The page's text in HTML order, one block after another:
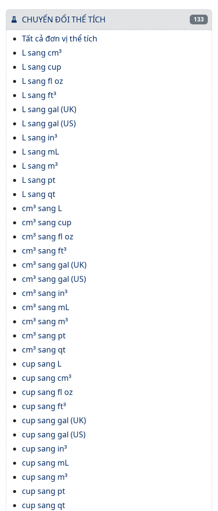
CHUYỂN ĐỔI THỂ TÍCH 133
Tất cả đơn vị thể tích
L sang cm³
L sang cup
L sang fl oz
L sang ft³
L sang gal (UK)
L sang gal (US)
L sang in³
L sang mL
L sang m³
L sang pt
L sang qt
cm³ sang L
cm³ sang cup
cm³ sang fl oz
cm³ sang ft³
cm³ sang gal (UK)
cm³ sang gal (US)
cm³ sang in³
cm³ sang mL
cm³ sang m³
cm³ sang pt
cm³ sang qt
cup sang L
cup sang cm³
cup sang fl oz
cup sang ft³
cup sang gal (UK)
cup sang gal (US)
cup sang in³
cup sang mL
cup sang m³
cup sang pt
cup sang qt